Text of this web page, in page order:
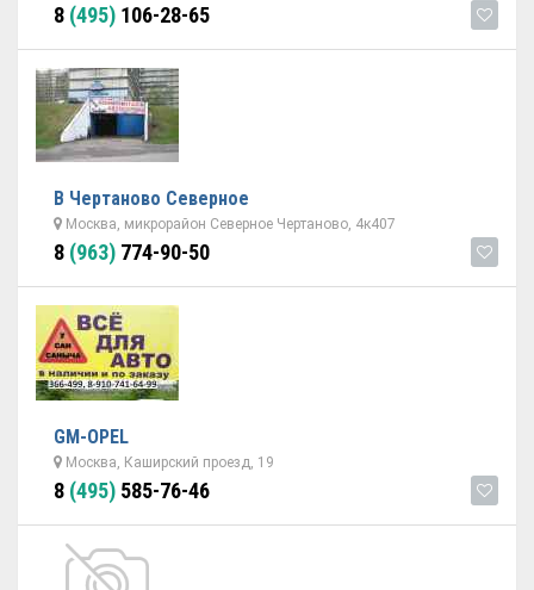
8 (495) 106-28-65
В Чертаново Северное
Москва, микрорайон Северное Чертаново, 4к407
8 (963) 774-90-50
GM-OPEL
Москва, Каширский проезд, 19
8 (495) 585-76-46